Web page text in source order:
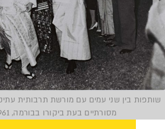
שותפות בין שני עמים עם מורשת תרבותית
מסורתיים בעת ביקורו בבורמה, 1961 | צילום: לע"מ